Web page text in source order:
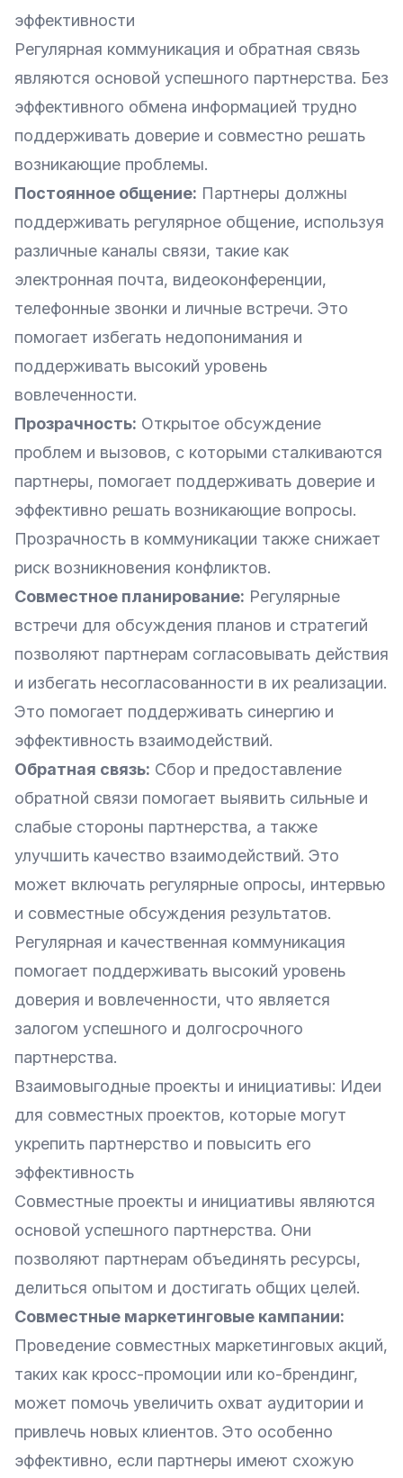
эффективности
Регулярная коммуникация и обратная связь
являются основой успешного партнерства. Без
эффективного обмена информацией трудно
поддерживать доверие и совместно решать
возникающие проблемы.
Постоянное общение: Партнеры должны
поддерживать регулярное общение, используя
различные каналы связи, такие как
электронная почта, видеоконференции,
телефонные звонки и личные встречи. Это
помогает избегать недопонимания и
поддерживать высокий уровень
вовлеченности.
Прозрачность: Открытое обсуждение
проблем и вызовов, с которыми сталкиваются
партнеры, помогает поддерживать доверие и
эффективно решать возникающие вопросы.
Прозрачность в коммуникации также снижает
риск возникновения конфликтов.
Совместное планирование: Регулярные
встречи для обсуждения планов и стратегий
позволяют партнерам согласовывать действия
и избегать несогласованности в их реализации.
Это помогает поддерживать синергию и
эффективность взаимодействий.
Обратная связь: Сбор и предоставление
обратной связи помогает выявить сильные и
слабые стороны партнерства, а также
улучшить качество взаимодействий. Это
может включать регулярные опросы, интервью
и совместные обсуждения результатов.
Регулярная и качественная коммуникация
помогает поддерживать высокий уровень
доверия и вовлеченности, что является
залогом успешного и долгосрочного
партнерства.
Взаимовыгодные проекты и инициативы: Идеи
для совместных проектов, которые могут
укрепить партнерство и повысить его
эффективность
Совместные проекты и инициативы являются
основой успешного партнерства. Они
позволяют партнерам объединять ресурсы,
делиться опытом и достигать общих целей.
Совместные маркетинговые кампании:
Проведение совместных маркетинговых акций,
таких как кросс-промоции или ко-брендинг,
может помочь увеличить охват аудитории и
привлечь новых клиентов. Это особенно
эффективно, если партнеры имеют схожую